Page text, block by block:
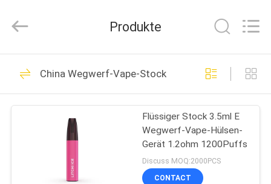
HAUS
PRODUKTE
Rights
by
Wegwerf-Vape-
Stock
80
Produkte
China Wegwerf-Vape-Stock
Flüssiger Stock 3.5ml E
Wegwerf-Vape-Hülsen-
Gerät 1.2ohm 1200Puffs
Discuss MOQ:2000PCS
CONTACT